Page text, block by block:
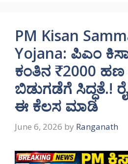
PM Kisan
Yojana: ಪಿಎಂ
ಕಂತಿನ ₹2000
ಬಿಡುಗಡೆಗೆ ಸಿದ್ಧತೆ.!
ಈ ಕೆಲಸ ಮಾಡಿ
June 6, 2026 by Ranganath